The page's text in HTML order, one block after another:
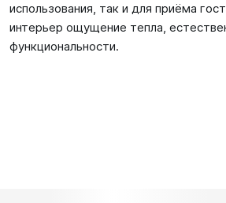
использования, так и для приёма
интерьер ощущение тепла,
функциональности.